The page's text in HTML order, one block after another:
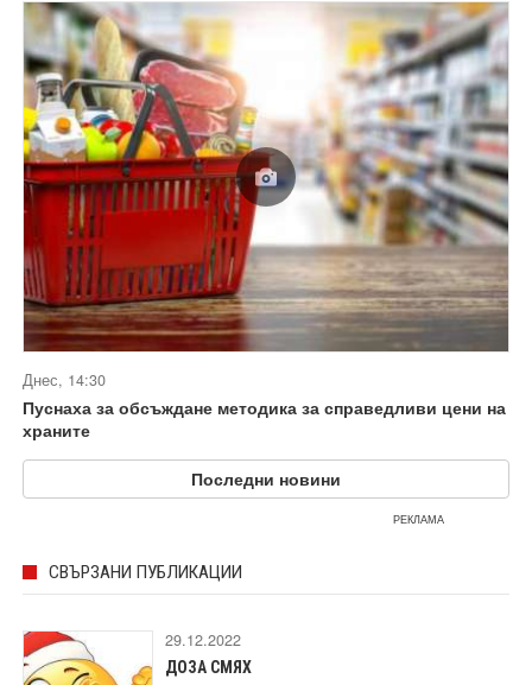
Днес, 14:30
Пуснаха за обсъждане методика за справедливи цени на
храните
Последни новини
РЕКЛАМА
СВЪРЗАНИ ПУБЛИКАЦИИ
29.12.2022
ДОЗА СМЯХ